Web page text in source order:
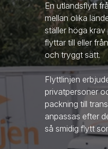
En utlandsflytt
mellan olika
ställer höga
flyttar till eller
och tryggt sätt.
Flyttlinjen
privatpersoner
packning till
anpassas efter
så smidig flytt